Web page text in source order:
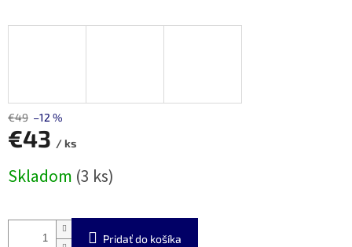
€49 –12 %
€43 / ks
cena:
Skladom (3 ks)
Pridať do košíka